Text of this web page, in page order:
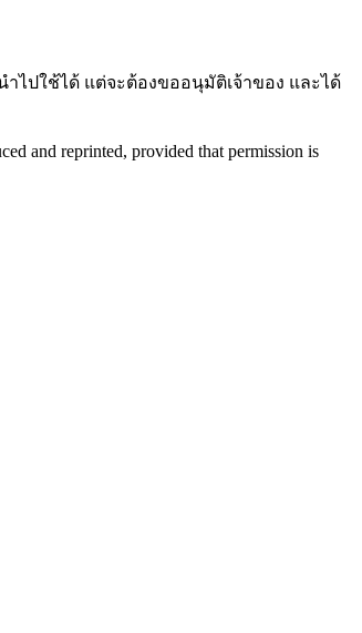
ปใช้ได้ แต่จะต้องขออนุมัติเจ้าของ และได้
and reprinted, provided that permission is